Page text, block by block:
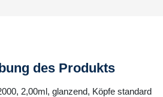
des Produkts
2,00ml, glanzend, Köpfe standard